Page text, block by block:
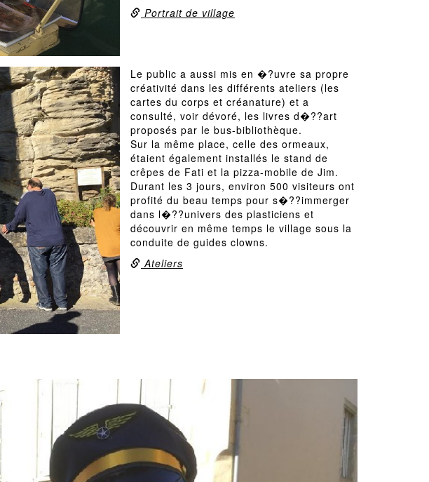
Portrait de village
Le public a aussi mis en �?uvre sa propre
créativité dans les différents ateliers (les
cartes du corps et créanature) et a
consulté, voir dévoré, les livres d�??art
proposés par le bus-bibliothèque.
Sur la même place, celle des ormeaux,
étaient également installés le stand de
crêpes de Fati et la pizza-mobile de Jim.
Durant les 3 jours, environ 500 visiteurs ont
profité du beau temps pour s�??immerger
dans l�??univers des plasticiens et
découvrir en même temps le village sous la
conduite de guides clowns.
Ateliers